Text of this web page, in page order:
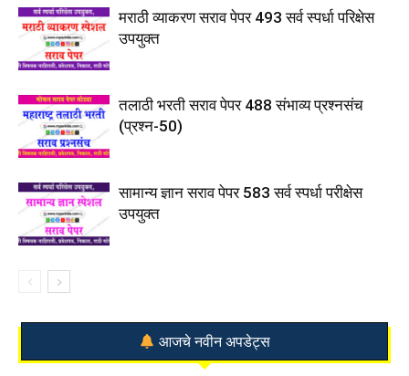
मराठी व्याकरण सराव पेपर 493 सर्व स्पर्धा परिक्षेस
उपयुक्त
तलाठी भरती सराव पेपर 488 संभाव्य प्रश्नसंच
(प्रश्न-50)
सामान्य ज्ञान सराव पेपर 583 सर्व स्पर्धा परीक्षेस
उपयुक्त
आजचे नवीन अपडेट्स